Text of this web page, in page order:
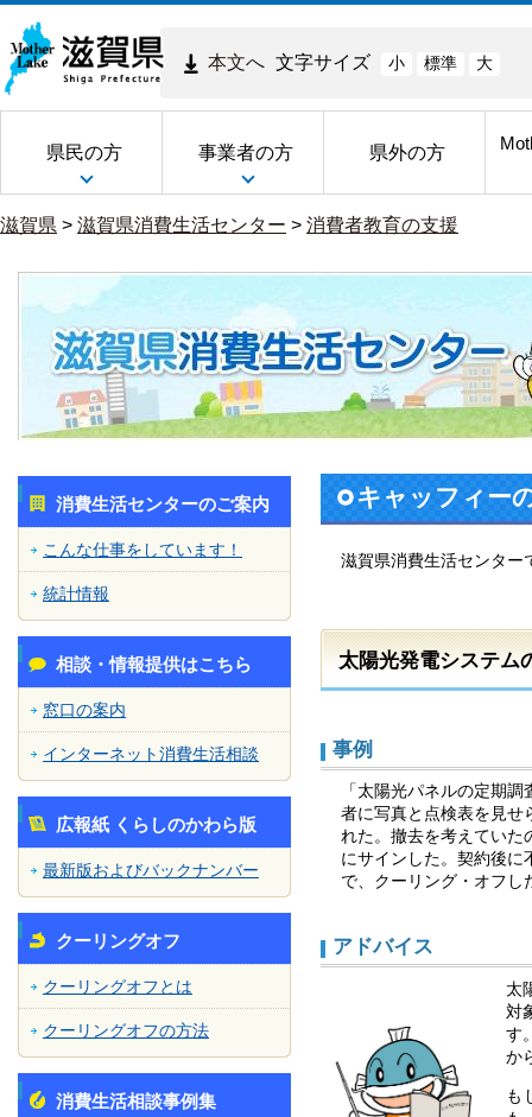
本文へ 文字サイズ 小 標準 大
県民の方 事業者の方 県外の方
滋賀県 > 滋賀県消費生活センター > 消費者教育の支援
消費生活センターのご案内
こんな仕事をしています！
統計情報
相談・情報提供はこちら
窓口の案内
インターネット消費生活相談
広報紙 くらしのかわら版
最新版およびバックナンバー
クーリングオフ
クーリングオフとは
クーリングオフの方法
消費生活相談事例集
キャッフィー
滋賀県消費生活センター
太陽光発電システム
事例
「太陽光パネルの定期
者に写真と点検表を見せ
れた。撤去を考えていた
にサインした。契約後に
で、クーリング・オフし
アドバイス
太
対
す
か
も